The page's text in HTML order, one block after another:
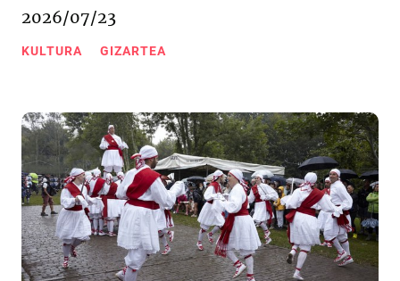
2026/07/23
KULTURA GIZARTEA